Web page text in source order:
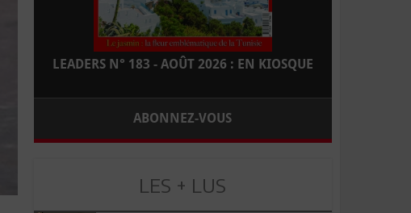
LEADERS N° 183 - AOÛT 2026 : EN KIOSQUE
ABONNEZ-VOUS
LES + LUS